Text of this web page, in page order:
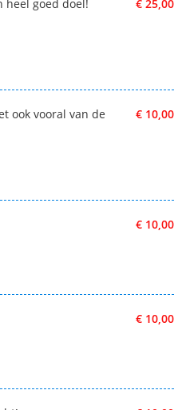
€ 25,00
heel goed doel!
€ 10,00
ook vooral van de
€ 10,00
€ 10,00